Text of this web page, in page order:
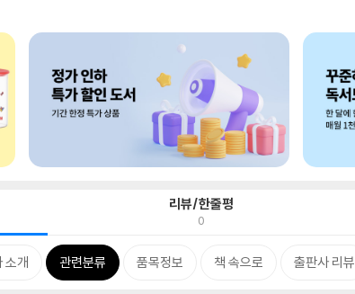
리뷰/한줄평
0
소개 관련분류 품목정보 책 속으로 출판사 리뷰